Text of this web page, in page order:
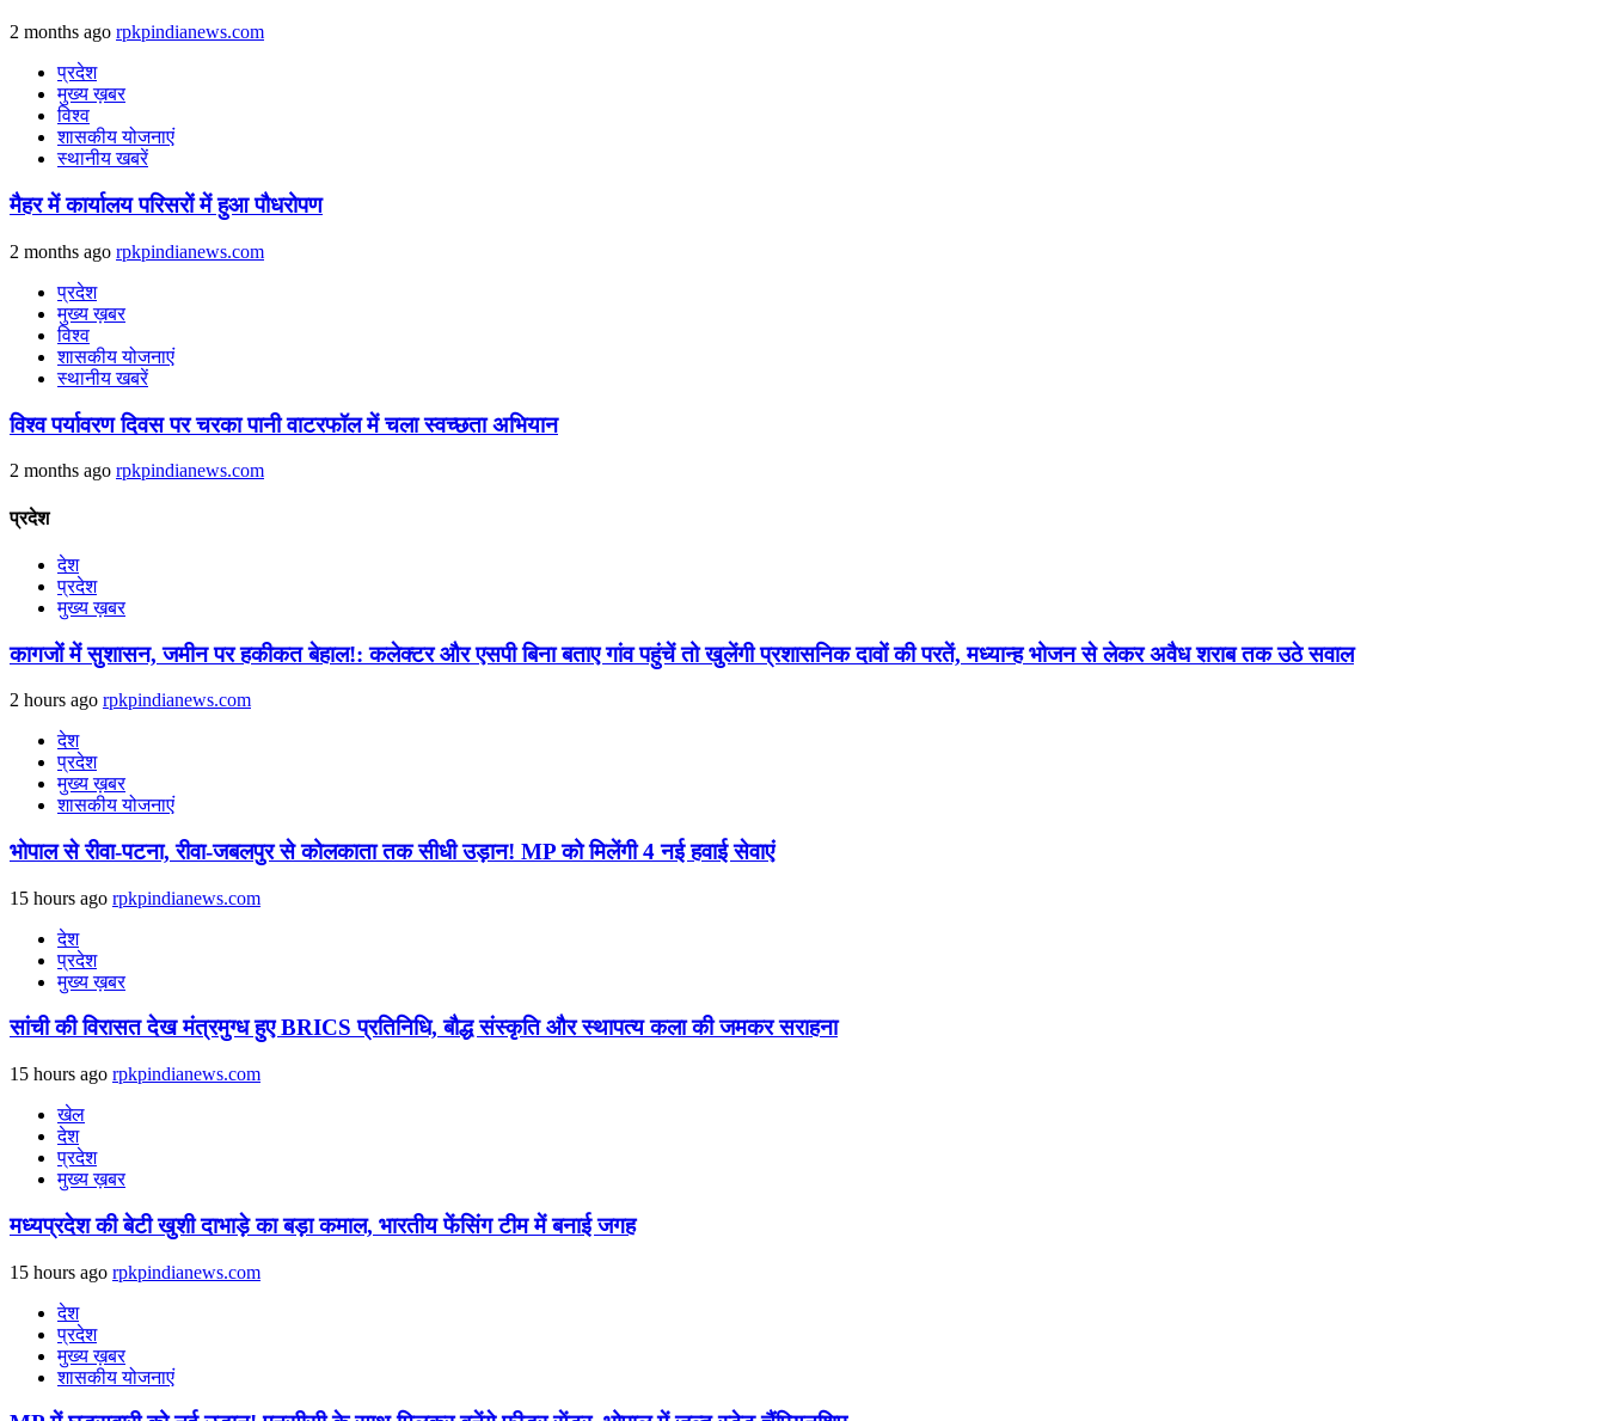
2 months ago rpkpindianews.com
प्रदेश
मुख्य ख़बर
विश्व
शासकीय योजनाएं
स्थानीय खबरें
मैहर में कार्यालय परिसरों में हुआ पौधरोपण
2 months ago rpkpindianews.com
प्रदेश
मुख्य ख़बर
विश्व
शासकीय योजनाएं
स्थानीय खबरें
विश्व पर्यावरण दिवस पर चरका पानी वाटरफॉल में चला स्वच्छता अभियान
2 months ago rpkpindianews.com
प्रदेश
देश
प्रदेश
मुख्य ख़बर
कागजों में सुशासन, जमीन पर हकीकत बेहाल!: कलेक्टर और एसपी बिना बताए गांव पहुंचें तो खुलेंगी प्रशासनिक दावों की परतें, मध्यान्ह भोजन से लेकर अवैध शराब तक उठे सवाल
2 hours ago rpkpindianews.com
देश
प्रदेश
मुख्य ख़बर
शासकीय योजनाएं
भोपाल से रीवा-पटना, रीवा-जबलपुर से कोलकाता तक सीधी उड़ान! MP को मिलेंगी 4 नई हवाई सेवाएं
15 hours ago rpkpindianews.com
देश
प्रदेश
मुख्य ख़बर
सांची की विरासत देख मंत्रमुग्ध हुए BRICS प्रतिनिधि, बौद्ध संस्कृति और स्थापत्य कला की जमकर सराहना
15 hours ago rpkpindianews.com
खेल
देश
प्रदेश
मुख्य ख़बर
मध्यप्रदेश की बेटी खुशी दाभाड़े का बड़ा कमाल, भारतीय फेंसिंग टीम में बनाई जगह
15 hours ago rpkpindianews.com
देश
प्रदेश
मुख्य ख़बर
शासकीय योजनाएं